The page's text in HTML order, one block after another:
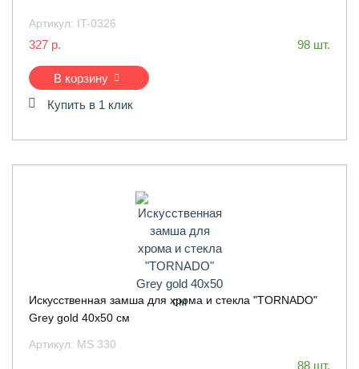
Артикул: IT-0326
327 р. 98 шт.
В корзину
Купить в 1 клик
Искусственная замша для хрома и стекла "TORNADO"
Grey gold 40х50 см
Артикул: MS 330
88 шт.